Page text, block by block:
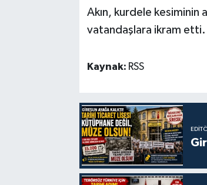
Akın, kurdele kesiminin
vatandaşlara ikram etti.
Kaynak: RSS